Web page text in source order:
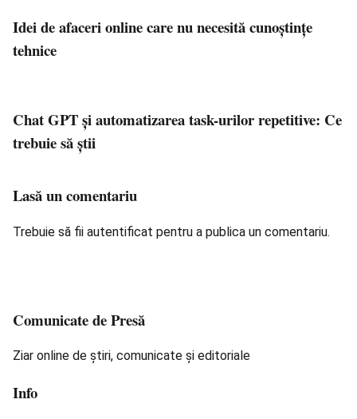
Idei de afaceri online care nu necesită cunoștințe
tehnice
Chat GPT și automatizarea task-urilor repetitive: Ce
trebuie să știi
Lasă un comentariu
Trebuie să fii autentificat pentru a publica un comentariu.
Comunicate de Presă
Ziar online de știri, comunicate și editoriale
Info